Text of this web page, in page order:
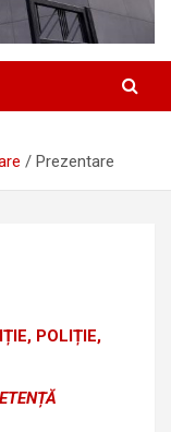
Prezentare
POLIȚIE,